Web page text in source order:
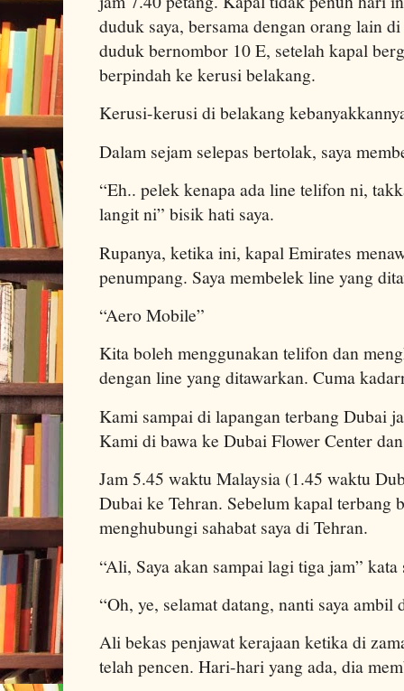
duduk saya, bersama dengan orang lain
duduk bernombor 10 E, setelah kapal
berpindah ke kerusi belakang.
Kerusi-kerusi di belakang
Dalam sejam selepas bertolak, saya
“Eh.. pelek kenapa ada line telifon ni,
langit ni” bisik hati saya.
Rupanya, ketika ini, kapal Emirates
penumpang. Saya membelek line yang
“Aero Mobile”
Kita boleh menggunakan telifon dan
dengan line yang ditawarkan. Cuma
Kami sampai di lapangan terbang Dubai
Kami di bawa ke Dubai Flower Center
Jam 5.45 waktu Malaysia (1.45 waktu
Dubai ke Tehran. Sebelum kapal terbang
menghubungi sahabat saya di Tehran.
“Ali, Saya akan sampai lagi tiga jam” kata
“Oh, ye, selamat datang, nanti saya ambil
Ali bekas penjawat kerajaan ketika di
telah pencen. Hari-hari yang ada, dia